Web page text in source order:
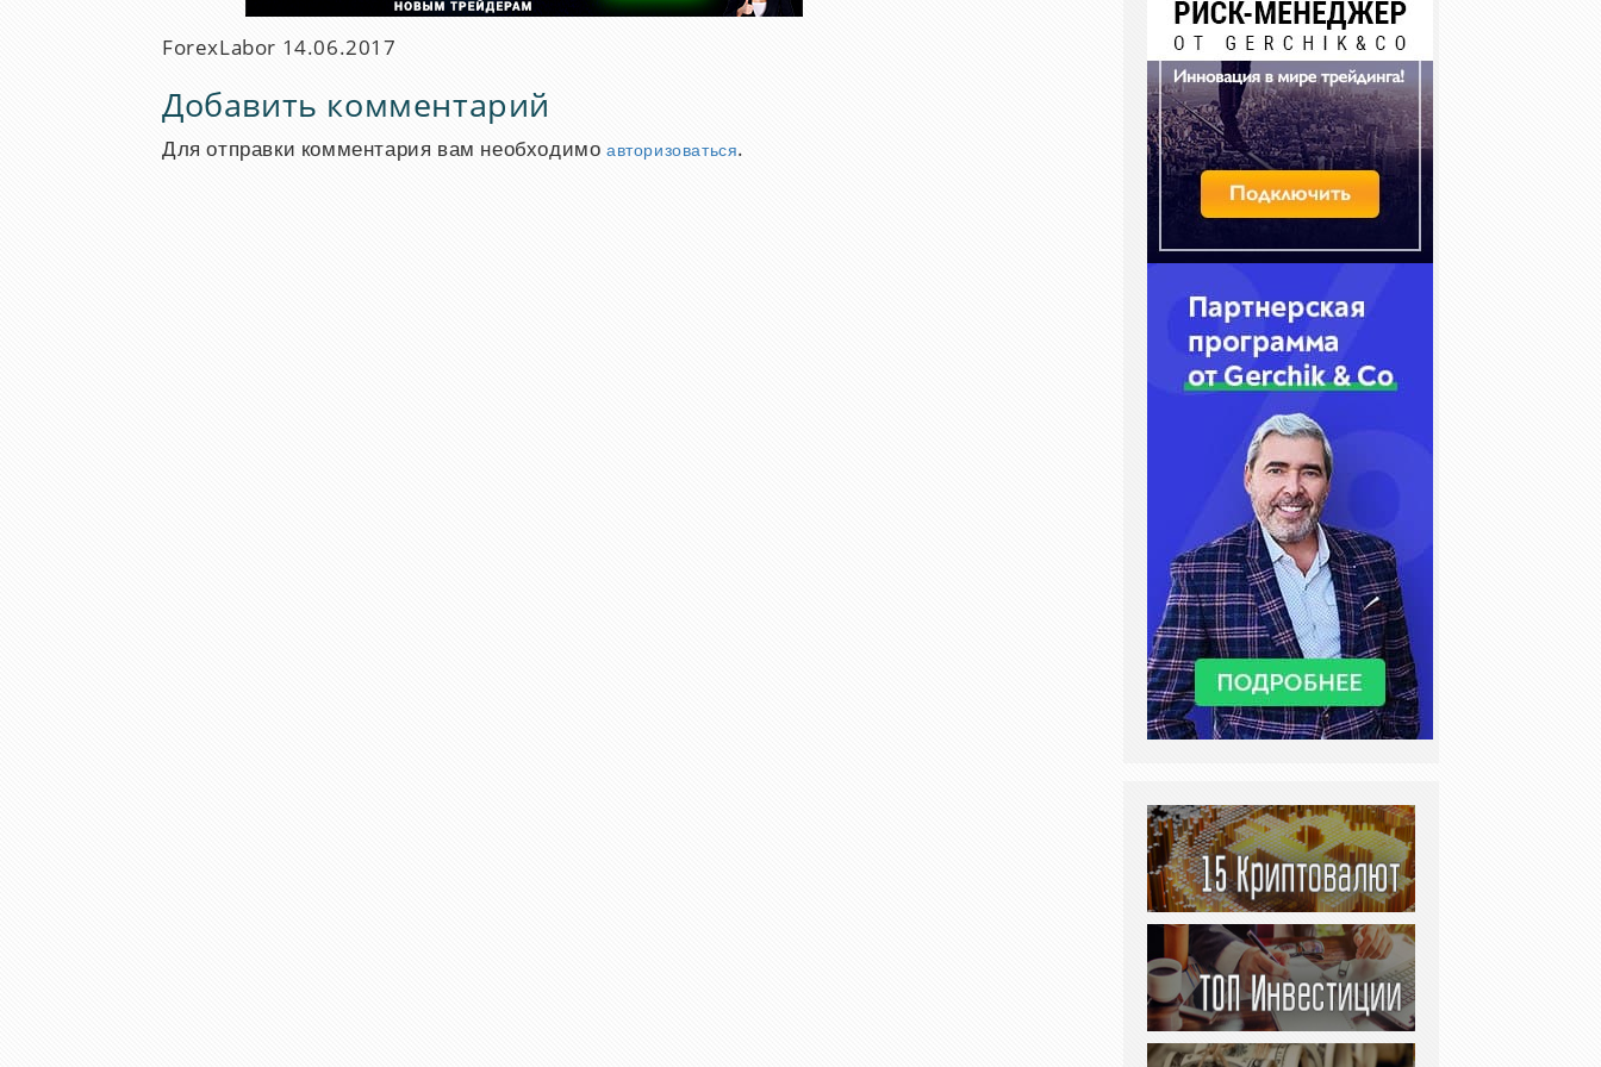
ForexLabor 14.06.2017
Добавить комментарий
Для отправки комментария вам необходимо авторизоваться.